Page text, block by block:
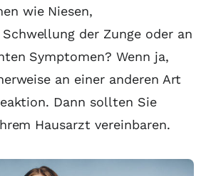
wie Niesen,
der Zunge oder an
Symptomen? Wenn ja,
an einer anderen Art
Dann sollten Sie
Hausarzt vereinbaren.